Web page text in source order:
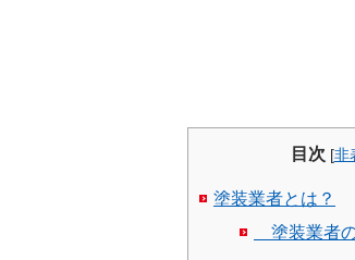
目次 [非
塗装業者とは？
塗装業者